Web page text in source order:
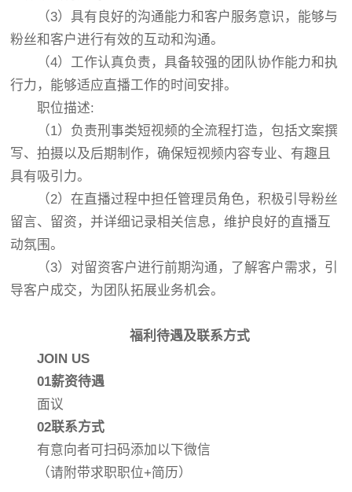
（3）具有良好的沟通能力和客户服务意识，能够与
粉丝和客户进行有效的互动和沟通。
（4）工作认真负责，具备较强的团队协作能力和执
行力，能够适应直播工作的时间安排。
职位描述:
（1）负责刑事类短视频的全流程打造，包括文案撰
写、拍摄以及后期制作，确保短视频内容专业、有趣且
具有吸引力。
（2）在直播过程中担任管理员角色，积极引导粉丝
留言、留资，并详细记录相关信息，维护良好的直播互
动氛围。
（3）对留资客户进行前期沟通，了解客户需求，引
导客户成交，为团队拓展业务机会。
福利待遇及联系方式
JOIN US
01薪资待遇
面议
02联系方式
有意向者可扫码添加以下微信
（请附带求职职位+简历）